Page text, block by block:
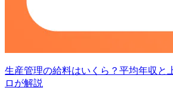
生産管理の給料はいくら？平均年収と
ロが解説